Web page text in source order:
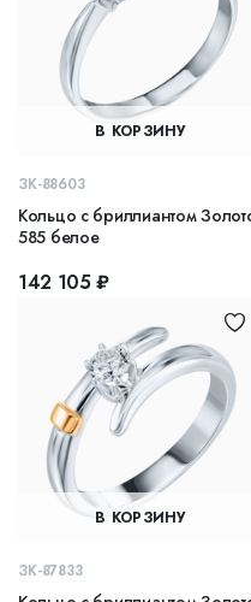
В КОРЗИНУ
ЗК-88603
Кольцо с бриллиантом
585 белое
142 105 ₽
В КОРЗИНУ
ЗК-87833